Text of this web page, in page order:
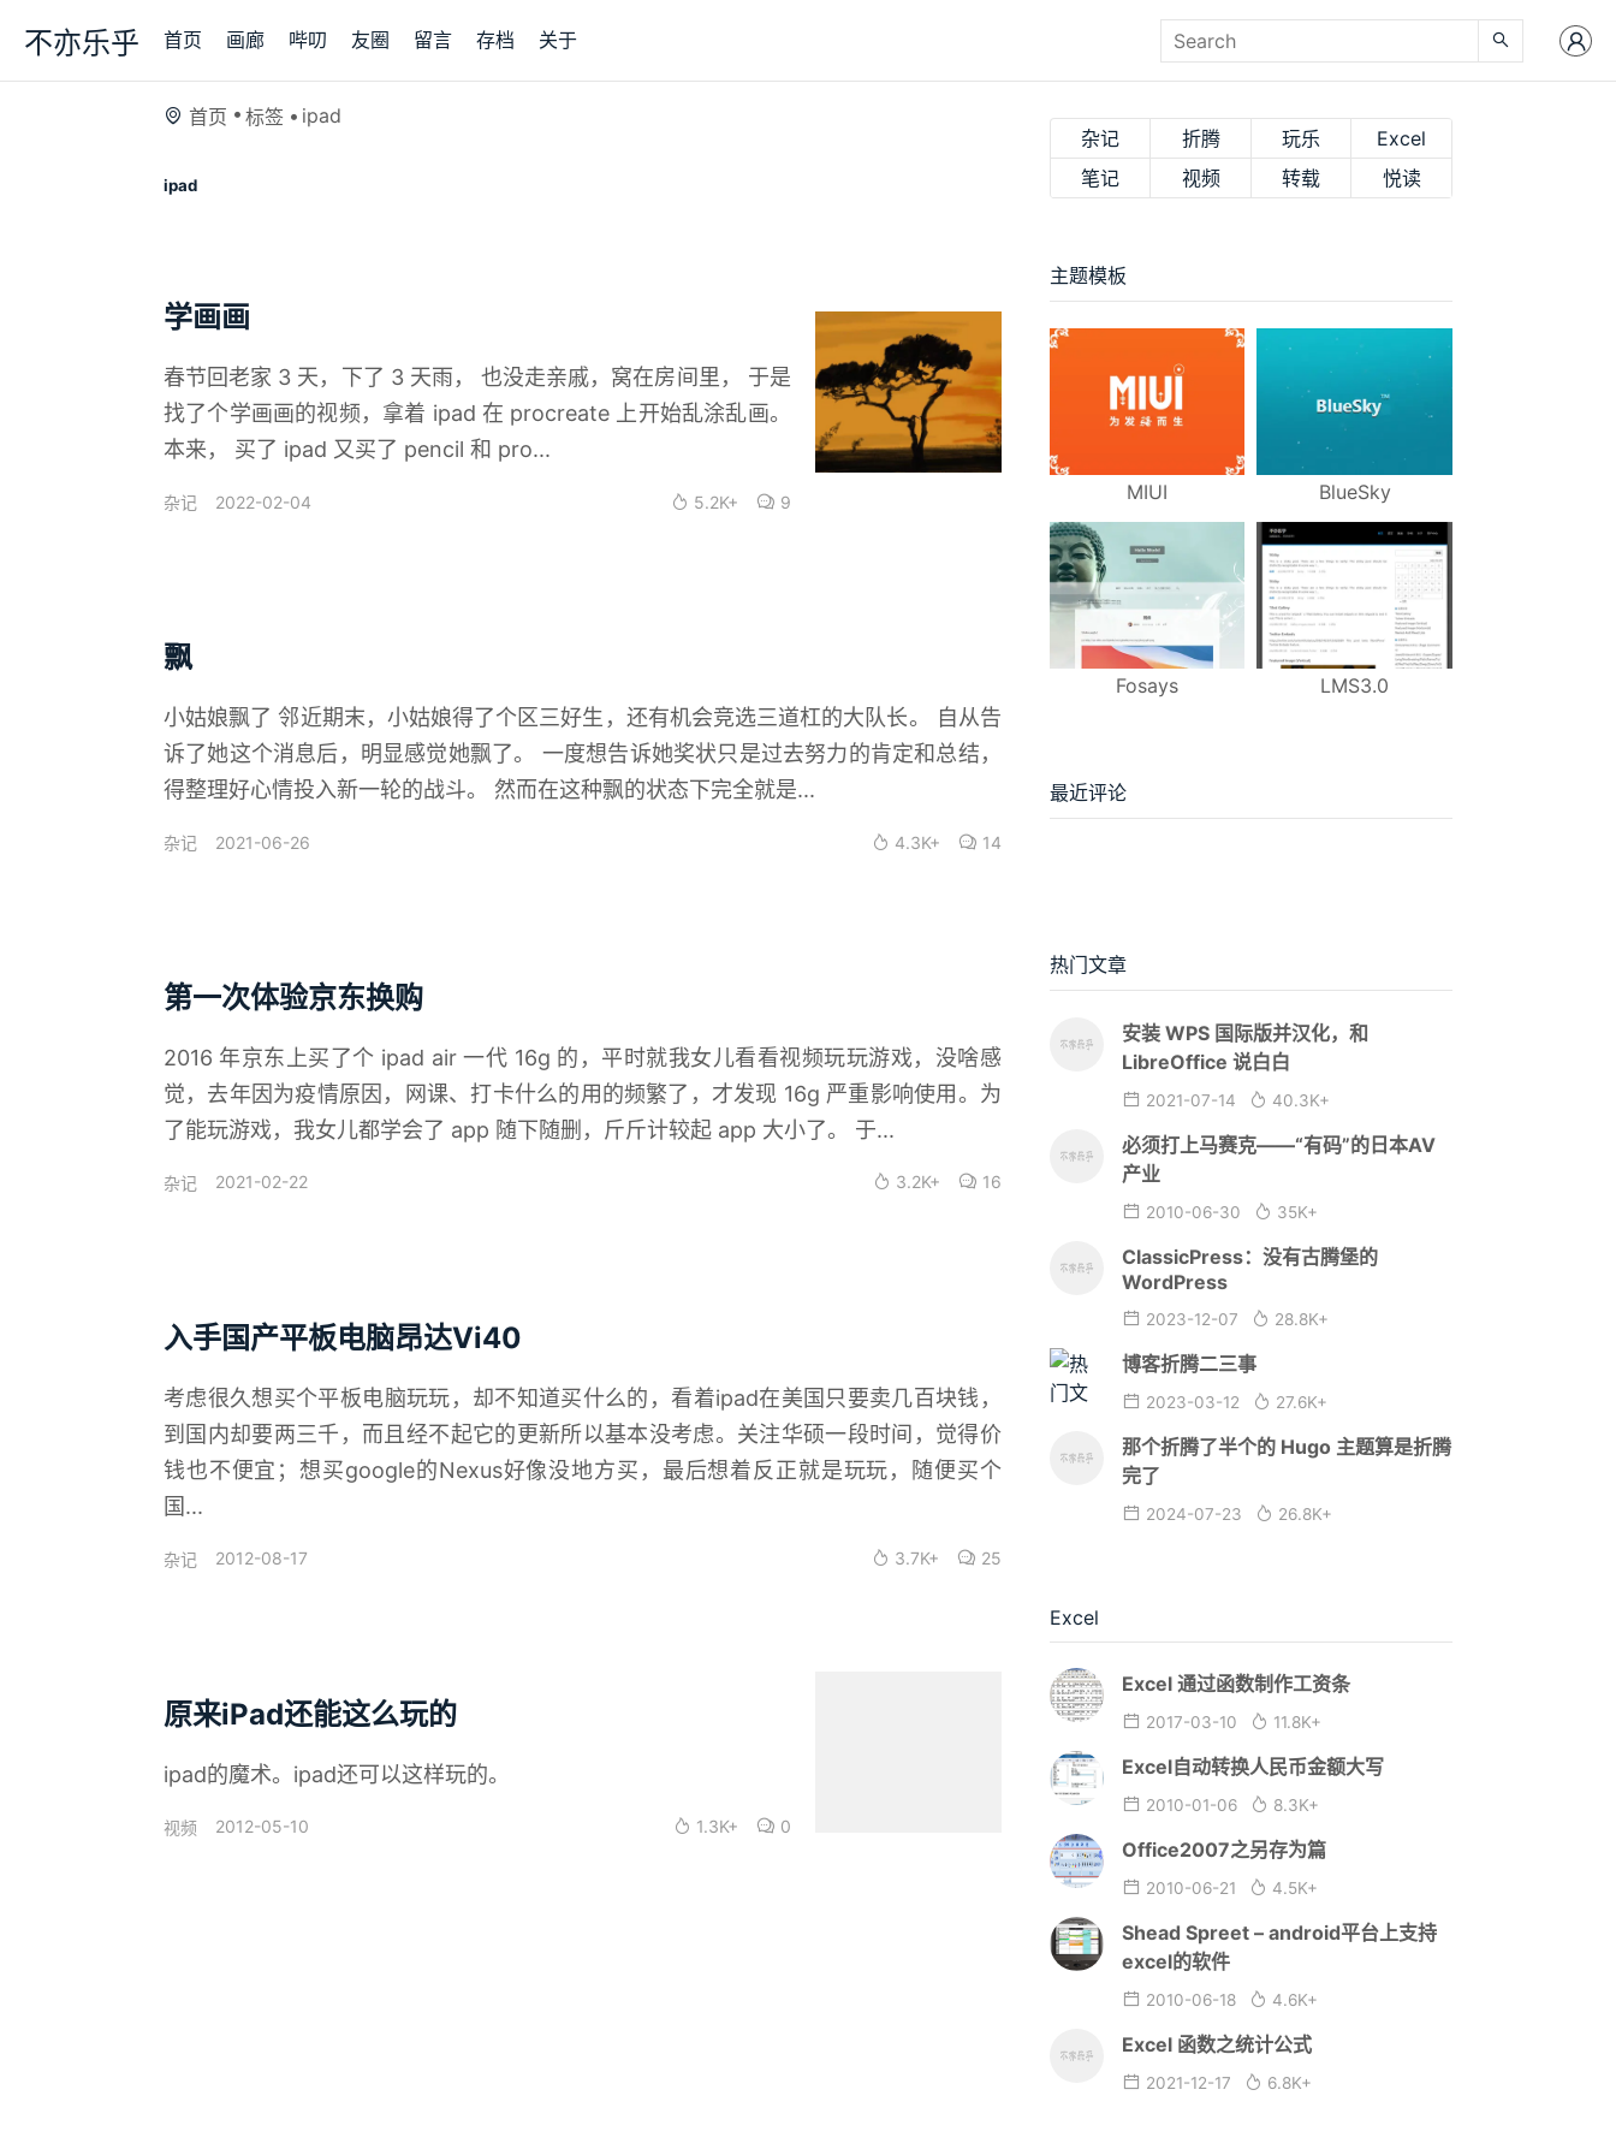
不亦乐乎 首页 画廊 哔叨 友圈 留言 存档 关于
首页 标签 ipad
ipad
学画画
春节回老家 3 天，下了 3 天雨， 也没走亲戚，窝在房间里， 于是
找了个学画画的视频，拿着 ipad 在 procreate 上开始乱涂乱画。
本来， 买了 ipad 又买了 pencil 和 pro...
杂记 2022-02-04 5.2K+ 9
飘
小姑娘飘了 邻近期末，小姑娘得了个区三好生，还有机会竞选三道杠的大队长。 自从告
诉了她这个消息后，明显感觉她飘了。 一度想告诉她奖状只是过去努力的肯定和总结，
得整理好心情投入新一轮的战斗。 然而在这种飘的状态下完全就是...
杂记 2021-06-26 4.3K+ 14
第一次体验京东换购
2016 年京东上买了个 ipad air 一代 16g 的，平时就我女儿看看视频玩玩游戏，没啥感
觉，去年因为疫情原因，网课、打卡什么的用的频繁了，才发现 16g 严重影响使用。为
了能玩游戏，我女儿都学会了 app 随下随删，斤斤计较起 app 大小了。 于...
杂记 2021-02-22 3.2K+ 16
入手国产平板电脑昂达Vi40
考虑很久想买个平板电脑玩玩，却不知道买什么的，看着ipad在美国只要卖几百块钱，
到国内却要两三千，而且经不起它的更新所以基本没考虑。关注华硕一段时间，觉得价
钱也不便宜；想买google的Nexus好像没地方买，最后想着反正就是玩玩，随便买个
国...
杂记 2012-08-17 3.7K+ 25
原来iPad还能这么玩的
ipad的魔术。ipad还可以这样玩的。
视频 2012-05-10 1.3K+ 0
杂记 折腾 玩乐
Excel
笔记
视频 转载 悦读
主题模板
MIUI BlueSky
Fosays LMS3.0
最近评论
热门文章
安装 WPS 国际版并汉化，和
LibreOffice 说白白
2021-07-14 40.3K+
必须打上马赛克——“有码”的日本AV
产业
2010-06-30 35K+
ClassicPress：没有古腾堡的
WordPress
2023-12-07 28.8K+
博客折腾二三事
2023-03-12 27.6K+
那个折腾了半个的 Hugo 主题算是折腾
完了
2024-07-23 26.8K+
Excel
Excel 通过函数制作工资条
2017-03-10 11.8K+
Excel自动转换人民币金额大写
2010-01-06 8.3K+
Office2007之另存为篇
2010-06-21 4.5K+
Shead Spreet – android平台上支持
excel的软件
2010-06-18 4.6K+
Excel 函数之统计公式
2021-12-17 6.8K+